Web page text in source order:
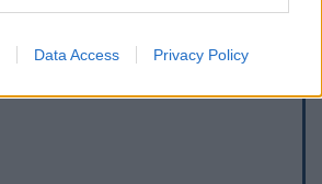
Data Access Privacy Policy